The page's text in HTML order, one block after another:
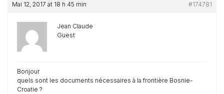
Mai 12, 2017 at 18 h 45 min #174781
Jean Claude
Guest
Bonjour
quels sont les documents nécessaires à la frontière Bosnie-
Croatie ?